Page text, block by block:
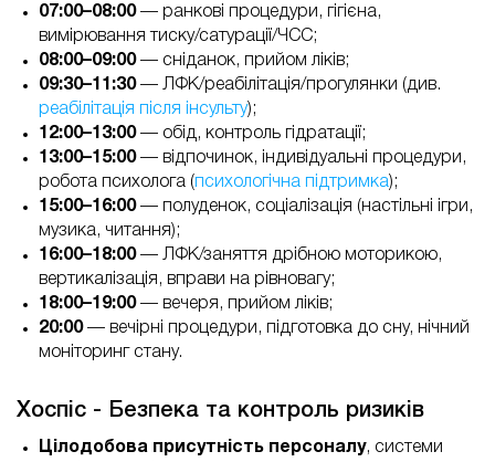
07:00–08:00— ранкові процедури, гігієна,
вимірювання тиску/сатурації/ЧСС;
08:00–09:00— сніданок, прийом ліків;
09:30–11:30— ЛФК/реабілітація/прогулянки (див.
реабілітація після інсульту);
12:00–13:00— обід, контроль гідратації;
13:00–15:00— відпочинок, індивідуальні процедури,
робота психолога ( психологічна підтримка);
15:00–16:00— полуденок, соціалізація (настільні ігри,
музика, читання);
16:00–18:00— ЛФК/заняття дрібною моторикою,
вертикалізація, вправи на рівновагу;
18:00–19:00— вечеря, прийом ліків;
20:00— вечірні процедури, підготовка до сну, нічний
моніторинг стану.
Хоспіс - Безпека та контроль ризиків
Цілодобова присутність персоналу, системи